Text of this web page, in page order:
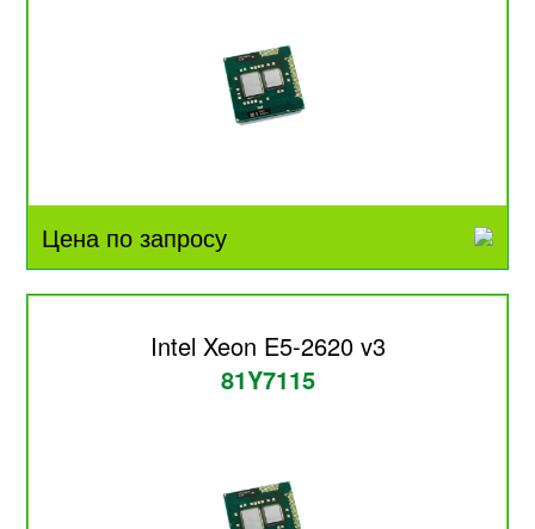
Цена по запросу
Intel Xeon E5-2620 v3
81Y7115